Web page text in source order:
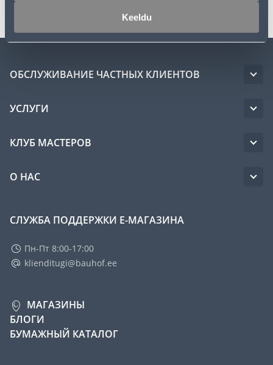
Keeldu
ОБСЛУЖИВАНИЕ ЧАСТНЫХ КЛИЕНТОВ
УСЛУГИ
КЛУБ МАСТЕРОВ
О НАС
СЛУЖБА ПОДДЕРЖКИ Е-МАГАЗИНА
Пн-Пт 8:00-17:00
klienditugi@bauhof.ee
МАГАЗИНЫ
БЛОГИ
БУМАЖНЫЙ КАТАЛОГ